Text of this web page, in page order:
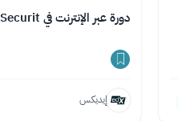
دورة عبر الإنترنت في Azure Securit
إيديكس